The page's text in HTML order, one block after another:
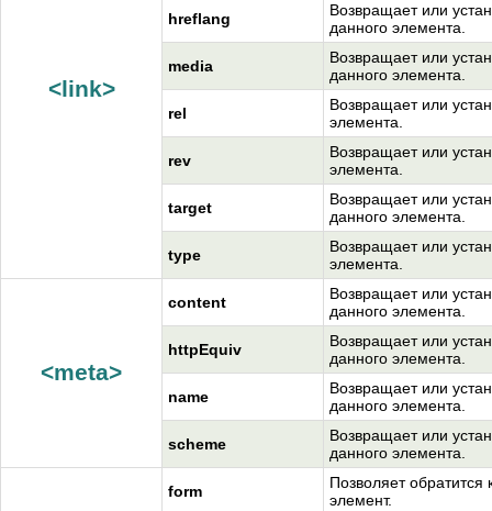
<link>
hreflang
Возвращает или
данного элемента.
media
Возвращает или
данного элемента.
rel
Возвращает или
элемента.
rev
Возвращает или
элемента.
target
Возвращает или
данного элемента.
type
Возвращает или
элемента.
<meta>
content
Возвращает или
данного элемента.
httpEquiv
Возвращает или
данного элемента.
name
Возвращает или
данного элемента.
scheme
Возвращает или
данного элемента.
form
Позволяет
элемент.